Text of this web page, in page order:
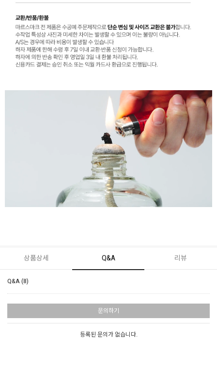
상품상세 Q&A 리뷰
Q&A (8)
문의하기
등록된 문의가 없습니다.